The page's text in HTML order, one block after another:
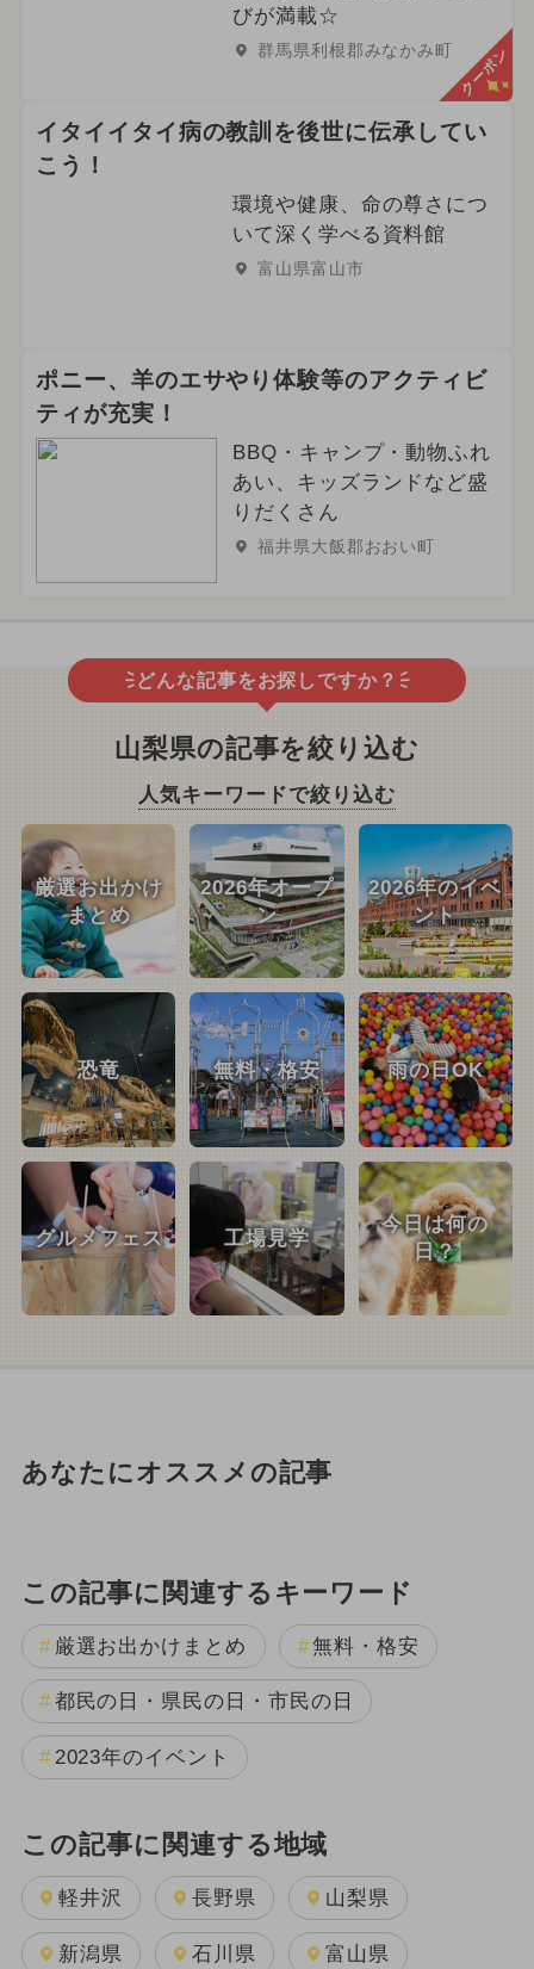
びが満載☆
群馬県利根郡みなかみ町 クーポン
イタイイタイ病の教訓を後世に伝承してい
こう！
環境や健康、命の尊さにつ
いて深く学べる資料館
富山県富山市
ポニー、羊のエサやり体験等のアクティビ
ティが充実！
BBQ・キャンプ・動物ふれ
あい、キッズランドなど盛
りだくさん
福井県大飯郡おおい町
どんな記事をお探しですか？
山梨県の記事を絞り込む
人気キーワードで絞り込む
厳選お出かけ
まとめ
2026年オープ
ン
2026年のイベ
ント
恐竜 無料・格安 雨の日OK
グルメフェス 工場見学
今日は何の
日？
あなたにオススメの記事
この記事に関連するキーワード
厳選お出かけまとめ 無料・格安
都民の日・県民の日・市民の日
2023年のイベント
この記事に関連する地域
軽井沢 長野県 山梨県
新潟県 石川県 富山県